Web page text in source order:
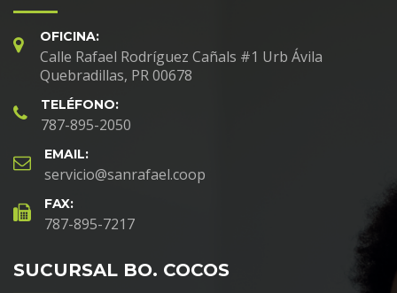
OFICINA:
Calle Rafael Rodríguez Cañals #1 Urb Ávila
Quebradillas, PR 00678
TELÉFONO:
787-895-2050
EMAIL:
servicio@sanrafael.coop
FAX:
787-895-7217
SUCURSAL BO. COCOS